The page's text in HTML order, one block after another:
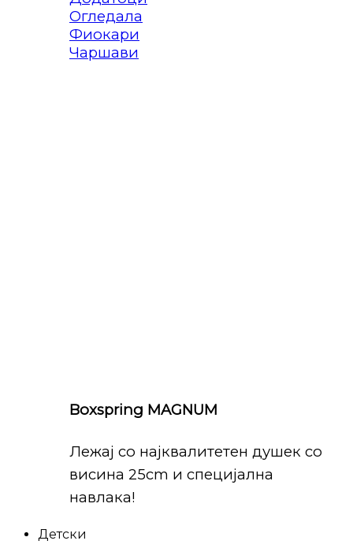
Огледала
Фиокари
Чаршави
Boxspring MAGNUM
Лежај со најквалитетен душек со
висина 25cm и специјална
навлака!
Детски